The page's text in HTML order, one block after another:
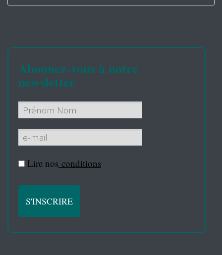
Abonnez-vous à notre
newsletter
Lire nos conditions